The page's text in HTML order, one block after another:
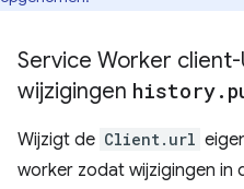
Service Worker
wijzigingen history.
Wijzigt de Client.url
worker zodat wijzigingen in